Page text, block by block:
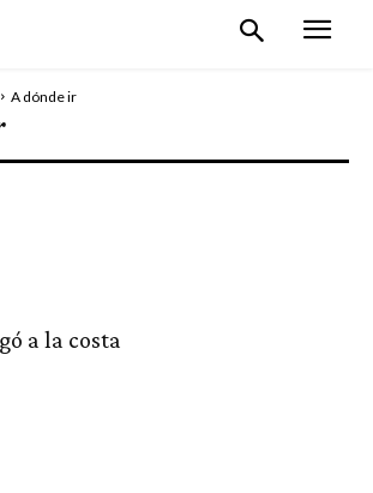
A dónde ir
a la costa